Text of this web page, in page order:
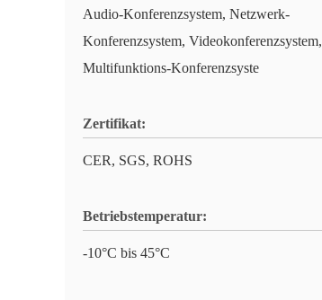
Audio-Konferenzsystem, Netzwerk-
Konferenzsystem, Videokonferenzsystem,
Multifunktions-Konferenzsyste
Zertifikat:
CER, SGS, ROHS
Betriebstemperatur:
-10°C bis 45°C